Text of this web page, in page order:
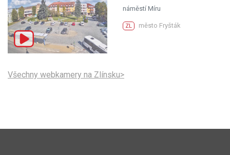
náměstí Míru
ZL město Fryšták
Všechny webkamery na Zlínsku>